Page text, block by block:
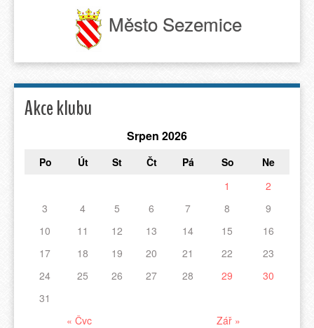
Město Sezemice
Akce klubu
Srpen 2026
Po Út St Čt Pá So
Ne
1
2
3
4 5 6 7 8
9
10
11 12 13 14 15
16
17
18 19 20 21 22
23
24
25 26 27 28 29
30
31
« Čvc
Zář »